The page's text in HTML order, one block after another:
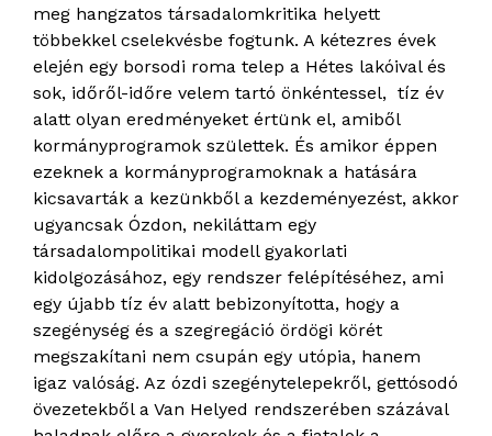
meg hangzatos társadalomkritika helyett
többekkel cselekvésbe fogtunk. A kétezres évek
elején egy borsodi roma telep a Hétes lakóival és
sok, időről-időre velem tartó önkéntessel, tíz év
alatt olyan eredményeket értünk el, amiből
kormányprogramok születtek. És amikor éppen
ezeknek a kormányprogramoknak a hatására
kicsavarták a kezünkből a kezdeményezést, akkor
ugyancsak Ózdon, nekiláttam egy
társadalompolitikai modell gyakorlati
kidolgozásához, egy rendszer felépítéséhez, ami
egy újabb tíz év alatt bebizonyította, hogy a
szegénység és a szegregáció ördögi körét
megszakítani nem csupán egy utópia, hanem
igaz valóság. Az ózdi szegénytelepekről, gettósodó
övezetekből a Van Helyed rendszerében százával